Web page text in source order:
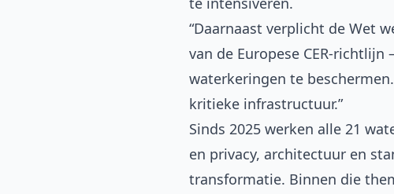
“Daarnaast verplicht de Wet
van de Europese CER-
waterkeringen te
kritieke infrastructuur.”
Sinds 2025 werken alle 21
en privacy, architectuur en
transformatie. Binnen die